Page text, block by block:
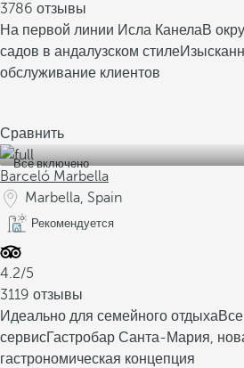
3786 отзывы
На первой линии Исла КанелаВ
садов в андалузском стиле
обслуживание клиентов
Сравнить
Все включено
Barceló Marbella
Marbella, Spain
Рекомендуется
4.2/5
3119 отзывы
Идеально для семейного отдыха
сервисГастробар Санта-Мария,
гастрономическая концепция